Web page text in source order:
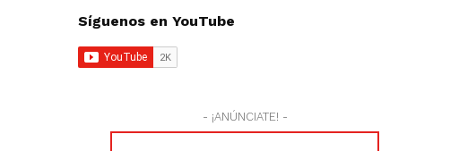
Síguenos en YouTube
- ¡ANÚNCIATE! -